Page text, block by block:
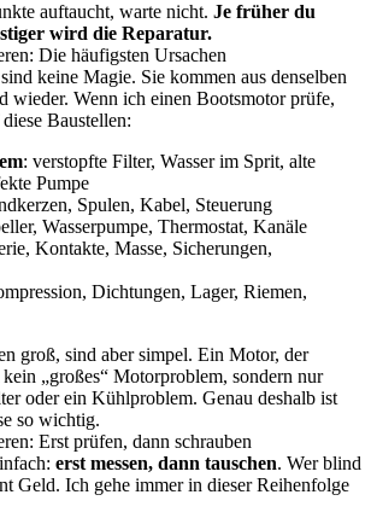
auftaucht, warte nicht. Je früher du
wird die Reparatur.
Die häufigsten Ursachen
keine Magie. Sie kommen aus denselben
wieder. Wenn ich einen Bootsmotor prüfe,
Baustellen:
: verstopfte Filter, Wasser im Sprit, alte
Pumpe
Spulen, Kabel, Steuerung
Wasserpumpe, Thermostat, Kanäle
Kontakte, Masse, Sicherungen,
Dichtungen, Lager, Riemen,
groß, sind aber simpel. Ein Motor, der
„großes“ Motorproblem, sondern nur
oder ein Kühlproblem. Genau deshalb ist
so wichtig.
Erst prüfen, dann schrauben
erst messen, dann tauschen. Wer blind
Geld. Ich gehe immer in dieser Reihenfolge